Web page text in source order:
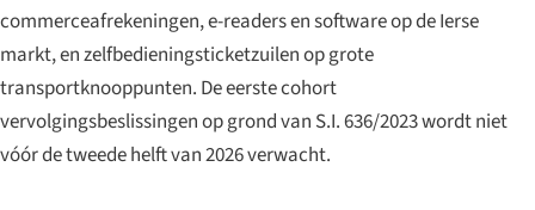
commerceafrekeningen, e-readers en software op de Ierse
markt, en zelfbedieningsticketzuilen op grote
transportknooppunten. De eerste cohort
vervolgingsbeslissingen op grond van S.I. 636/2023 wordt niet
vóór de tweede helft van 2026 verwacht.